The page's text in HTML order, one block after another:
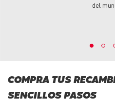
del
COMPRA TUS
SENCILLOS PASOS